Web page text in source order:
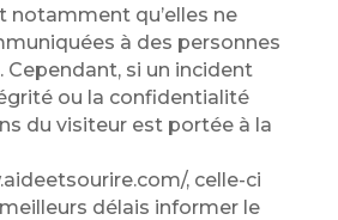
notamment qu’elles ne
à des personnes
Cependant, si un incident
ou la confidentialité
du visiteur est portée à la
, celle-ci
délais informer le